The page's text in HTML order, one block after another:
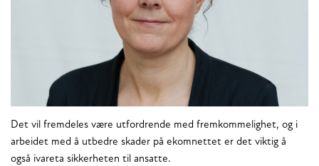
Det vil fremdeles være utfordrende med fremkommelighet, og i
arbeidet med å utbedre skader på ekomnettet er det viktig å
også ivareta sikkerheten til ansatte.